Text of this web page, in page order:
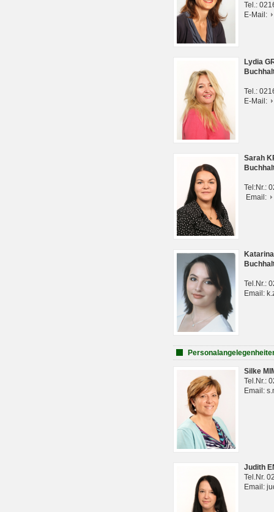
Tel.:
E-Mail:
Lydia
Tel.:
E-Mail:
Sarah
Tel:Nr.:
Email:
Tel.Nr.:
Email:
Silke
Tel.Nr.:
Email:
Judith
Tel.Nr.
Email: